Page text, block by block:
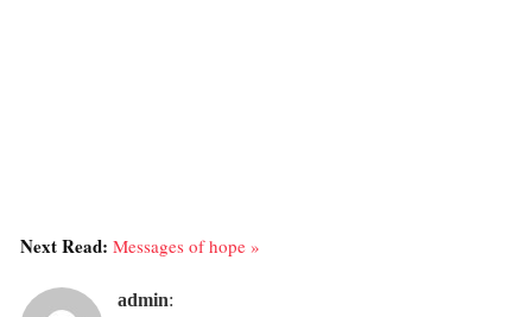
Next Read: Messages of hope »
admin: